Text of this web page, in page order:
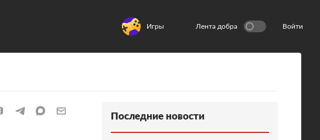
Игры Лента добра Войти
Последние новости